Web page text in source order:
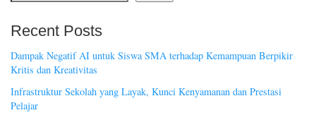
Recent Posts
Dampak Negatif AI untuk Siswa SMA terhadap Kemampuan Berpikir
Kritis dan Kreativitas
Infrastruktur Sekolah yang Layak, Kunci Kenyamanan dan Prestasi
Pelajar